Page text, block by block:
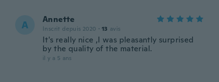
A Annette
Inscrit depuis 2020 · 13 avis
It's really nice ,I was pleasantly surprised
by the quality of the material.
il y a 5 ans